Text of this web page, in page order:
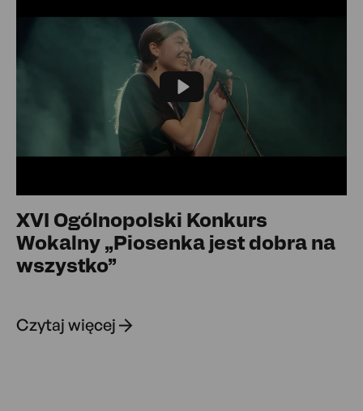
Play
XVI Ogólnopolski Konkurs
Wokalny „Piosenka jest dobra na
wszystko”
Czytaj więcej